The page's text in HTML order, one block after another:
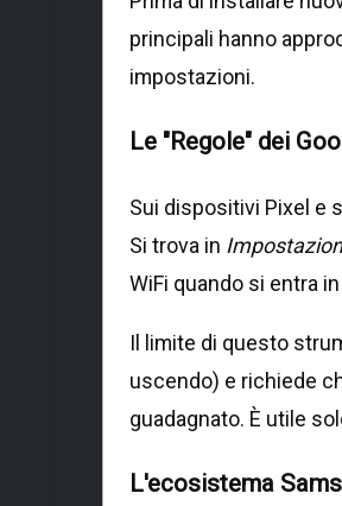
principali hanno
impostazioni.
Le "Regole" dei
Sui dispositivi Pixel e
Si trova in
WiFi quando si entra
Il limite di questo
uscendo) e richiede
guadagnato. È utile
L'ecosistema